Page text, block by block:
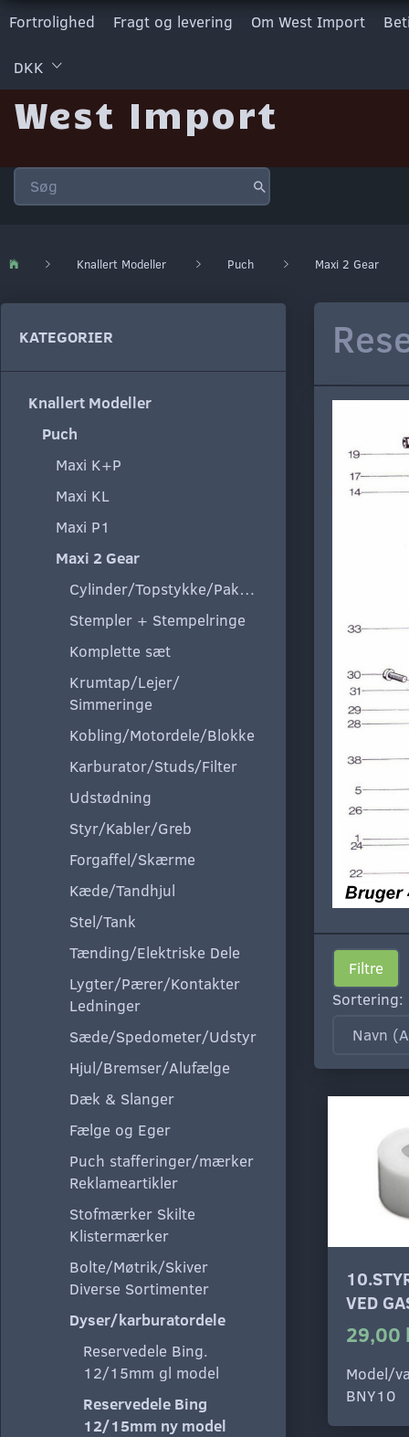
Fortrolighed Fragt og levering Om West Import
DKK
West Import
Knallert Modeller Puch Maxi 2 Gear
KATEGORIER
Knallert Modeller
Puch
Maxi K+P
Maxi KL
Maxi P1
Maxi 2 Gear
Cylinder/Topstykke/Pakning
Stempler + Stempelringe
Komplette sæt
Krumtap/Lejer/
Simmeringe
Kobling/Motordele/Blokke
Karburator/Studs/Filter
Udstødning
Styr/Kabler/Greb
Forgaffel/Skærme
Kæde/Tandhjul
Stel/Tank
Tænding/Elektriske Dele
Lygter/Pærer/Kontakter
Ledninger
Sæde/Spedometer/Udstyr
Hjul/Bremser/Alufælge
Dæk & Slanger
Fælge og Eger
Puch stafferinger/mærker
Reklameartikler
Stofmærker Skilte
Klistermærker
Bolte/Møtrik/Skiver
Diverse Sortimenter
Dyser/karburatordele
Reservedele Bing.
12/15mm gl model
Reservedele Bing
12/15mm ny model
Filtre
Sortering:
VED
29,00
Model/
BNY10